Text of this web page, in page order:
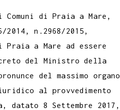
di Praia a Mare,
n.2968/2015,
a Mare ad essere
del Ministro della
del massimo organo
al provvedimento
datato 8 Settembre 2017,